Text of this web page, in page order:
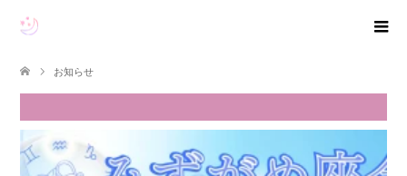
お知らせ